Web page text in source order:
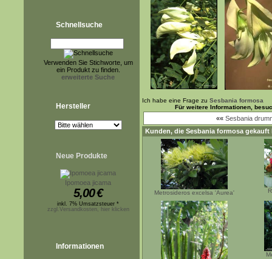
Schnellsuche
Verwenden Sie Stichworte, um
ein Produkt zu finden.
erweiterte Suche
Hersteller
Neue Produkte
Ipomoea jicama
5,00€
inkl. 7% Umsatzsteuer *
zzgl.Versandkosten, hier klicken
Informationen
Ich habe eine Frage zu Sesbania formosa
Für weitere Informationen,
«« Sesbania
Kunden, die Sesbania formosa gekauft
Metrosideros excelsa 'Aurea'